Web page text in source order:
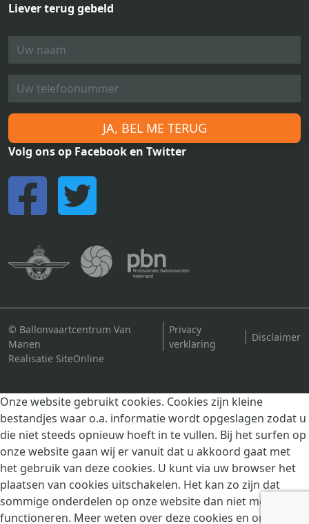
Liever terug gebeld
JA, BEL ME TERUG
Volg ons op Facebook en Twitter
© Ballonvaartcentrum Van
Manen
Privacy
verklaring
Disclaimer
Realisatie SiteOnline
Onze website gebruikt cookies. Cookies zijn kleine
bestandjes waar o.a. informatie wordt opgeslagen zodat u
die niet steeds opnieuw hoeft in te vullen. Bij het surfen op
onze website gaan wij er vanuit dat u akkoord gaat met
het gebruik van deze cookies. U kunt via uw browser het
plaatsen van cookies uitschakelen. Het kan zo zijn dat
sommige onderdelen op onze website dan niet meer goed
functioneren. Meer weten over deze cookies en ons